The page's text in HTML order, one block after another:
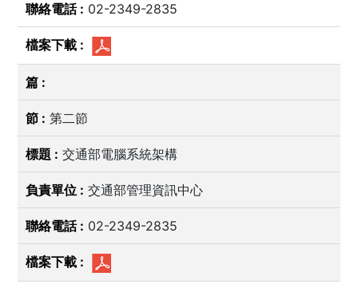
02-2349-2835
第二節
交通部電腦系統架構
交通部管理資訊中心
02-2349-2835